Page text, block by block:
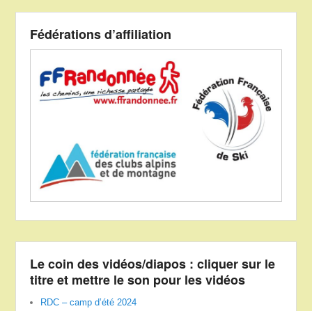
Fédérations d’affiliation
Le coin des vidéos/diapos : cliquer sur le
titre et mettre le son pour les vidéos
RDC – camp d’été 2024